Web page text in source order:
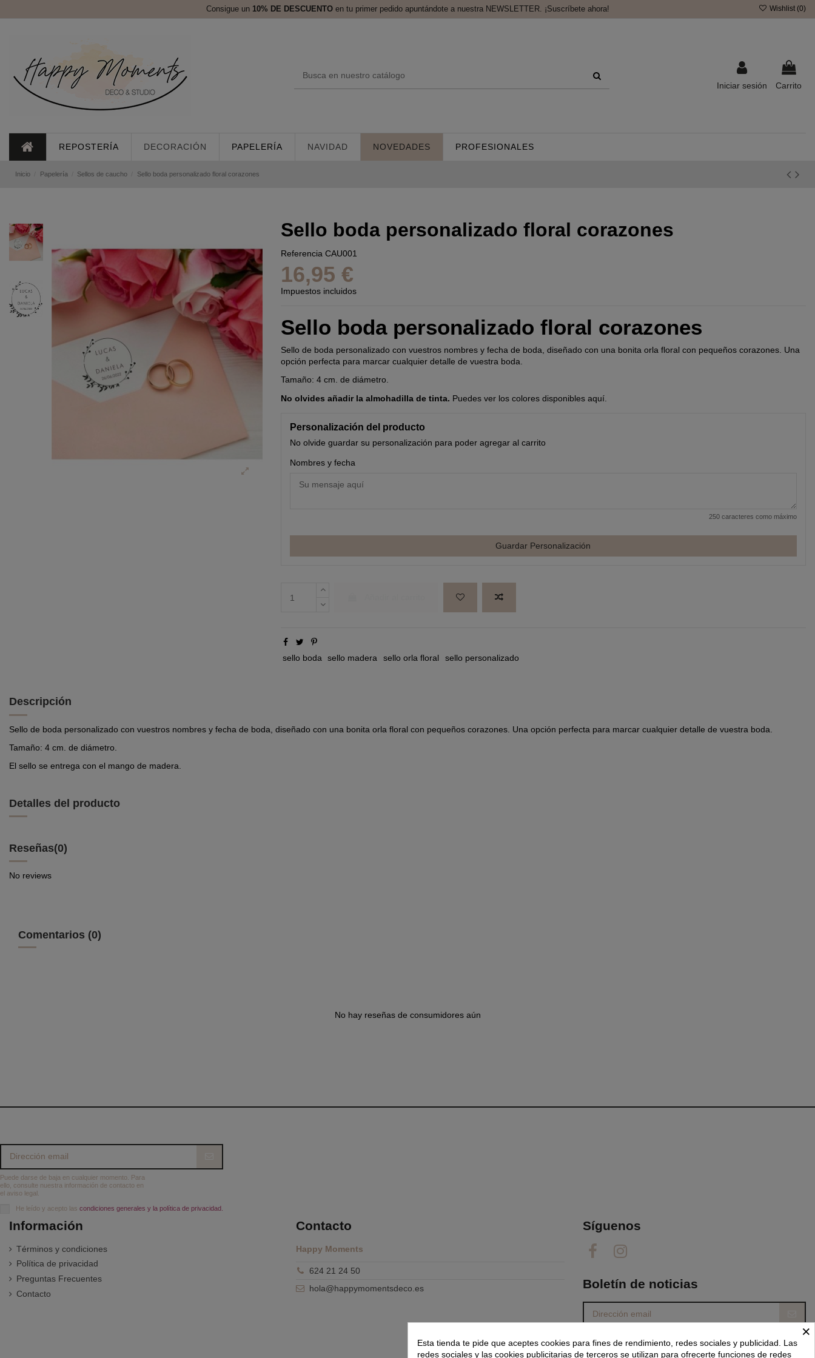
Consigue un 10% DE DESCUENTOen tu primer pedido apuntándote a nuestra NEWSLETTER. ¡Suscríbete ahora! Wishlist (0)
Iniciar sesión Carrito
REPOSTERÍA DECORACIÓN PAPELERÍA NAVIDAD NOVEDADES PROFESIONALES
Inicio Papelería Sellos de caucho Sello boda personalizado floral corazones
Sello boda personalizado floral corazones
Referencia CAU001
16,95 €
Impuestos incluidos
Sello boda personalizado floral corazones
Sello de boda personalizado con vuestros nombres y fecha de boda, diseñado con una bonita orla floral con pequeños corazones. Una
opción perfecta para marcar cualquier detalle de vuestra boda.
Tamaño: 4 cm. de diámetro.
No olvides añadir la almohadilla de tinta. Puedes ver los colores disponibles aquí.
Personalización del producto
No olvide guardar su personalización para poder agregar al carrito
Nombres y fecha
250 caracteres como máximo
Guardar Personalización
sello boda sello madera sello orla floral sello personalizado
Descripción
Sello de boda personalizado con vuestros nombres y fecha de boda, diseñado con una bonita orla floral con pequeños corazones. Una opción perfecta para marcar cualquier detalle de vuestra boda.
Tamaño: 4 cm. de diámetro.
El sello se entrega con el mango de madera.
Detalles del producto
Reseñas(0)
No reviews
Comentarios (0)
No hay reseñas de consumidores aún
Puede darse de baja en cualquier momento. Para
ello, consulte nuestra información de contacto en
el aviso legal.
He leído y acepto las condiciones generales y la política de privacidad.
Información
Términos y condiciones
Política de privacidad
Preguntas Frecuentes
Contacto
Contacto
Happy Moments
624 21 24 50
hola@happymomentsdeco.es
Síguenos
Boletín de noticias
ello, consulte nuestra información de contacto en
el aviso legal.
×
Esta tienda te pide que aceptes cookies para fines de rendimiento, redes sociales y publicidad. Las
redes sociales y las cookies publicitarias de terceros se utilizan para ofrecerte funciones de redes